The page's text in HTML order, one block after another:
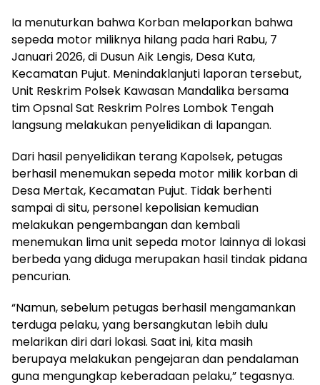
Ia menuturkan bahwa Korban melaporkan bahwa
sepeda motor miliknya hilang pada hari Rabu, 7
Januari 2026, di Dusun Aik Lengis, Desa Kuta,
Kecamatan Pujut. Menindaklanjuti laporan tersebut,
Unit Reskrim Polsek Kawasan Mandalika bersama
tim Opsnal Sat Reskrim Polres Lombok Tengah
langsung melakukan penyelidikan di lapangan.
Dari hasil penyelidikan terang Kapolsek, petugas
berhasil menemukan sepeda motor milik korban di
Desa Mertak, Kecamatan Pujut. Tidak berhenti
sampai di situ, personel kepolisian kemudian
melakukan pengembangan dan kembali
menemukan lima unit sepeda motor lainnya di lokasi
berbeda yang diduga merupakan hasil tindak pidana
pencurian.
“Namun, sebelum petugas berhasil mengamankan
terduga pelaku, yang bersangkutan lebih dulu
melarikan diri dari lokasi. Saat ini, kita masih
berupaya melakukan pengejaran dan pendalaman
guna mengungkap keberadaan pelaku,” tegasnya.